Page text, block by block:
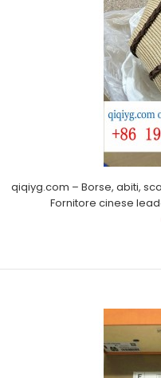
qiqiyg.com – Borse, abiti,
Fornitore cinese